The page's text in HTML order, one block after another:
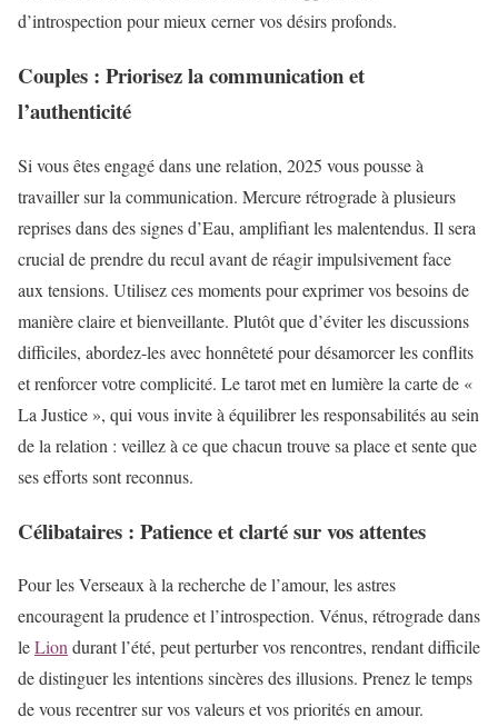
d’introspection pour mieux cerner vos désirs profonds.
Couples : Priorisez la communication et
l’authenticité
Si vous êtes engagé dans une relation, 2025 vous pousse à
travailler sur la communication. Mercure rétrograde à plusieurs
reprises dans des signes d’Eau, amplifiant les malentendus. Il sera
crucial de prendre du recul avant de réagir impulsivement face
aux tensions. Utilisez ces moments pour exprimer vos besoins de
manière claire et bienveillante. Plutôt que d’éviter les discussions
difficiles, abordez-les avec honnêteté pour désamorcer les conflits
et renforcer votre complicité. Le tarot met en lumière la carte de «
La Justice », qui vous invite à équilibrer les responsabilités au sein
de la relation : veillez à ce que chacun trouve sa place et sente que
ses efforts sont reconnus.
Célibataires : Patience et clarté sur vos attentes
Pour les Verseaux à la recherche de l’amour, les astres
encouragent la prudence et l’introspection. Vénus, rétrograde dans
leLiondurant l’été, peut perturber vos rencontres, rendant difficile
de distinguer les intentions sincères des illusions. Prenez le temps
de vous recentrer sur vos valeurs et vos priorités en amour.